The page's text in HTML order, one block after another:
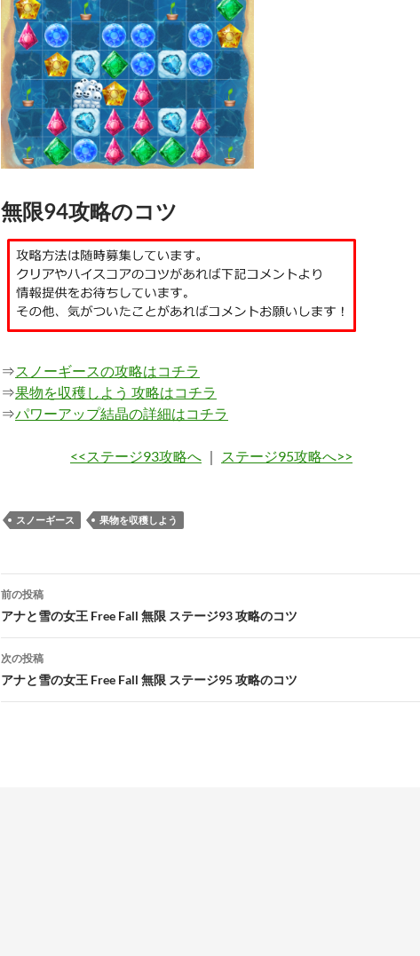
無限94攻略のコツ
⇒スノーギースの攻略はコチラ
⇒果物を収穫しよう 攻略はコチラ
⇒パワーアップ結晶の詳細はコチラ
<<ステージ93攻略へ ｜ ステージ95攻略へ>>
スノーギース 果物を収穫しよう
投
稿
ナ
ビ
ゲ
前の投稿
アナと雪の女王 Free Fall 無限 ステージ93 攻略のコツ
次の投稿
アナと雪の女王 Free Fall 無限 ステージ95 攻略のコツ